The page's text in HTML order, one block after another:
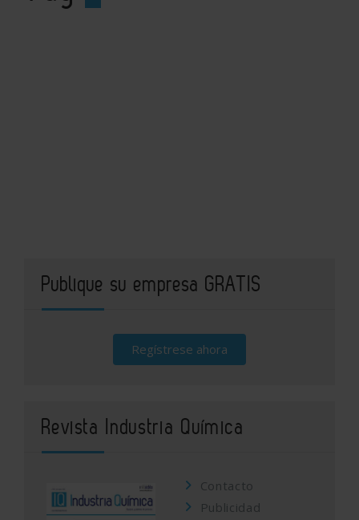
Publique su empresa GRATIS
Regístrese ahora
Revista Industria Química
Contacto
Publicidad